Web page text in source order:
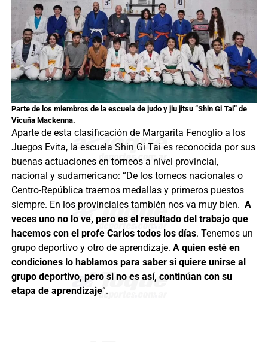
Parte de los miembros de la escuela de judo y jiu jitsu “Shin Gi Tai” de
Vicuña Mackenna.
Aparte de esta clasificación de Margarita Fenoglio a los
Juegos Evita, la escuela Shin Gi Tai es reconocida por sus
buenas actuaciones en torneos a nivel provincial,
nacional y sudamericano: “De los torneos nacionales o
Centro-República traemos medallas y primeros puestos
siempre. En los provinciales también nos va muy bien. A
veces uno no lo ve, pero es el resultado del trabajo que
hacemos con el profe Carlos todos los días. Tenemos un
grupo deportivo y otro de aprendizaje. A quien esté en
condiciones lo hablamos para saber si quiere unirse al
grupo deportivo, pero si no es así, continúan con su
etapa de aprendizaje”.